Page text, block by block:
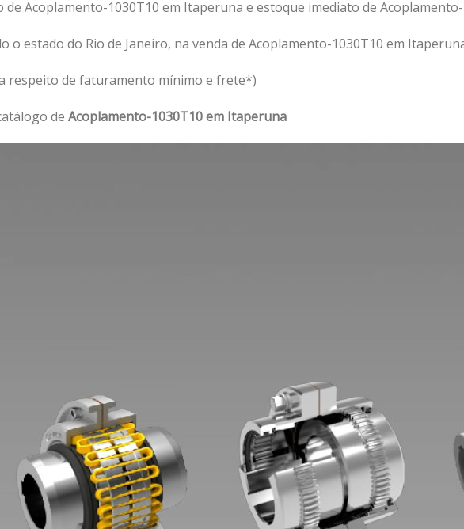
de Acoplamento-1030T10 em Itaperuna e estoque imediato de
o estado do Rio de Janeiro, na venda de Acoplamento-1030T10 em
respeito de faturamento mínimo e frete*)
de Acoplamento-1030T10 em Itaperuna